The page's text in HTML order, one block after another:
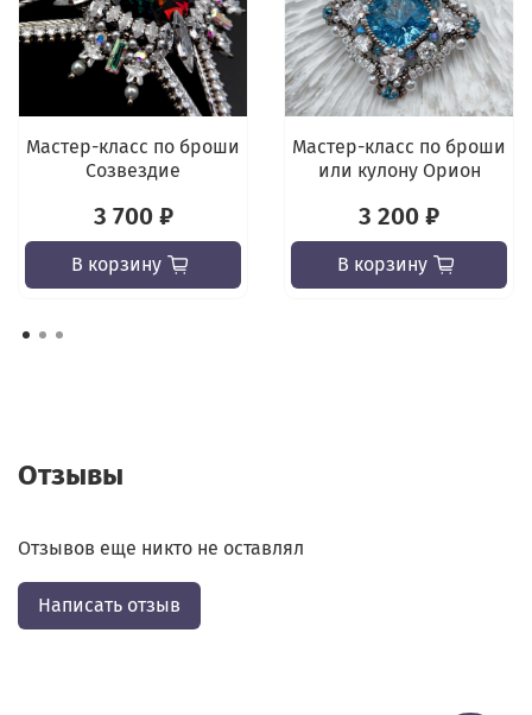
Мастер-класс по броши
Созвездие
3 700 ₽
В корзину
Мастер-класс по броши
или кулону Орион
3 200 ₽
В корзину
Отзывы
Отзывов еще никто не оставлял
Написать отзыв